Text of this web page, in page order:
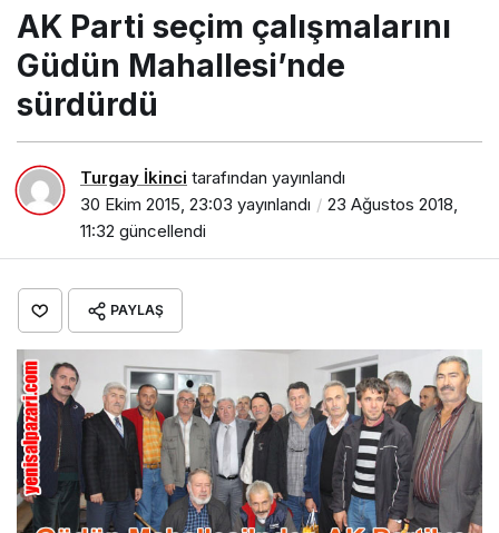
AK Parti seçim çalışmalarını
Güdün Mahallesi’nde
sürdürdü
Turgay İkinci tarafından yayınlandı
30 Ekim 2015, 23:03 yayınlandı
23 Ağustos 2018,
11:32 güncellendi
PAYLAŞ